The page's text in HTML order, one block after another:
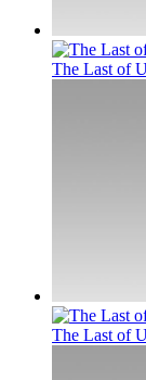
The Last of
The Last of